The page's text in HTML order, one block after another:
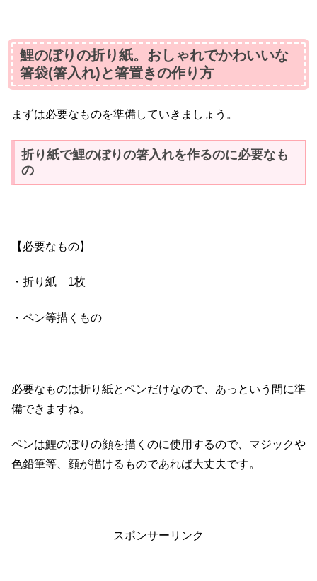
鯉のぼりの折り紙。おしゃれでかわいいな
箸袋(箸入れ)と箸置きの作り方
まずは必要なものを準備していきましょう。
折り紙で鯉のぼりの箸入れを作るのに必要なも
の
【必要なもの】
・折り紙 1枚
・ペン等描くもの
必要なものは折り紙とペンだけなので、あっという間に準
備できますね。
ペンは鯉のぼりの顔を描くのに使用するので、マジックや
色鉛筆等、顔が描けるものであれば大丈夫です。
スポンサーリンク